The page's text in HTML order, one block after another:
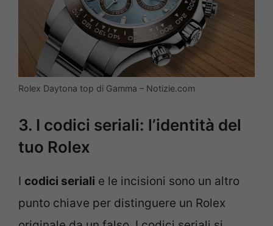
Rolex Daytona top di Gamma – Notizie.com
3. I codici seriali: l’identità del
tuo Rolex
I codici seriali e le incisioni sono un altro
punto chiave per distinguere un Rolex